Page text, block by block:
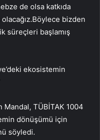
de olsa katkıda
bizden
süreçleri başlamış
ekosistemin
Mandal, TÜBİTAK 1004
dönüşümü için
söyledi.